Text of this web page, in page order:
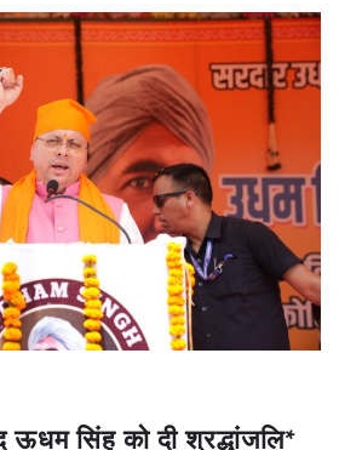
सिंह को दी श्रद्धांजलि*